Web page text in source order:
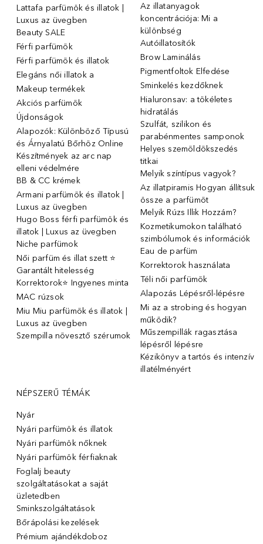
Lattafa parfümök és illatok |
Luxus az üvegben
Beauty SALE
Férfi parfümök
Férfi parfümök és illatok
Elegáns női illatok ️a
Makeup termékek
Akciós parfümök
Újdonságok
Alapozók: Különböző Típusú
és Árnyalatú Bőrhöz Online
Készítmények az arc nap
elleni védelmére
BB & CC krémek
Armani parfümök és illatok |
Luxus az üvegben
Hugo Boss férfi parfümök és
illatok | Luxus az üvegben
Niche parfümok
Női parfüm és illat szett ⭐
Garantált hitelesség
Korrektorok⭐ Ingyenes minta
MAC rúzsok
Miu Miu parfümök és illatok |
Luxus az üvegben
Szempilla növesztő szérumok
Az illatanyagok
koncentrációja: Mi a
különbség
Autóillatosítók
Brow Laminálás
Pigmentfoltok Elfedése
Sminkelés kezdőknek
Hialuronsav: a tökéletes
hidratálás
Szulfát, szilikon és
parabénmentes samponok
Helyes szemöldökszedés
titkai
Melyik színtípus vagyok?
Az illatpiramis Hogyan állítsuk
össze a parfümöt
Melyik Rúzs Illik Hozzám?
Kozmetikumokon található
szimbólumok és információk
Eau de parfüm
Korrektorok használata
Téli női parfümök
Alapozás Lépésről-lépésre
Mi az a strobing és hogyan
működik?
Műszempillák ragasztása
lépésről lépésre
Kézikönyv a tartós és intenzív
illatélményért
NÉPSZERŰ TÉMÁK
Nyár
Nyári parfümök és illatok
Nyári parfümök nőknek
Nyári parfümök férfiaknak
Foglalj beauty
szolgáltatásokat a saját
üzletedben
Sminkszolgáltatások
Bőrápolási kezelések
Prémium ajándékdoboz